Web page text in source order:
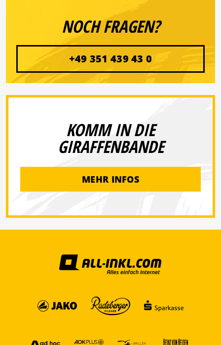
NOCH FRAGEN?
+49 351 439 43 0
KOMM IN DIE
GIRAFFENBANDE
MEHR INFOS